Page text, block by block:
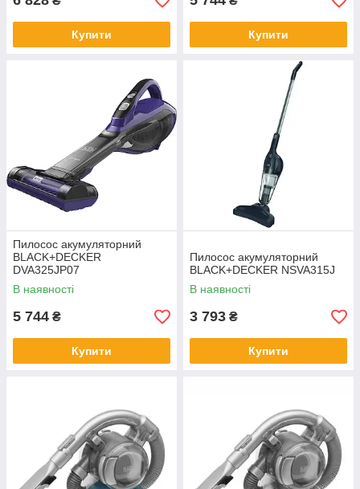
Купити Купити
Пилосос акумуляторний
BLACK+DECKER
DVA325JP07
В наявності
5 744 ₴
Купити
Пилосос акумуляторний
BLACK+DECKER NSVA315J
В наявності
3 793 ₴
Купити